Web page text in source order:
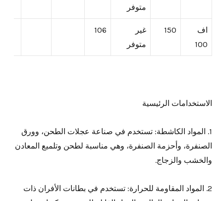
متوفر
اف
100
150
غير
متوفر
106
الاستخدامات الرئيسية
1. المواد الكاشطة: تستخدم في صناعة عجلات الطحن، وورق
الصنفرة، وأحزمة الصنفرة، وهي مناسبة لطحن وتلميع المعادن
والخشب والزجاج.
2. المواد المقاومة للحرارة: تستخدم في بطانات الأفران ذات